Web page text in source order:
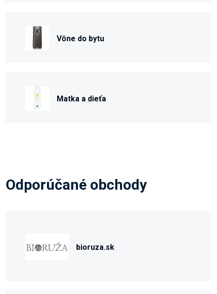
Vône do bytu
Matka a dieťa
Odporúčané obchody
bioruza.sk